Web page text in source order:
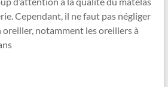
Cependant, il ne faut pas négliger
oreiller, notamment les oreillers à